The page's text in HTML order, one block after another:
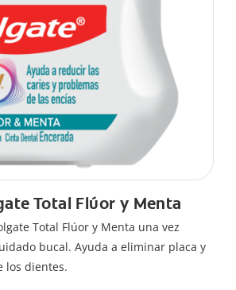
Total Flúor y Menta
Total Flúor y Menta una vez
bucal. Ayuda a eliminar placa y
los dientes.